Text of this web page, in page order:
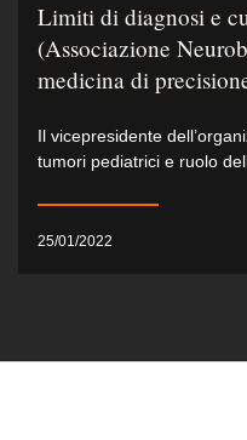
Limiti di diagnosi e
(Associazione
medicina di
Il vicepresidente
tumori pediatrici e ruolo
25/01/2022